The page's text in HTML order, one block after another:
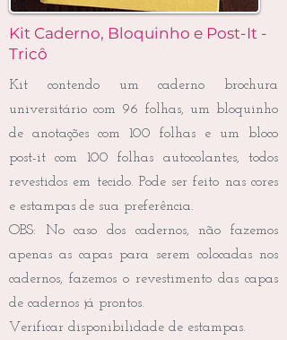
Kit Caderno, Bloquinho e Post-It -
Tricô
Kit contendo um caderno brochura
universitário com 96 folhas, um bloquinho
de anotações com 100 folhas e um bloco
post-it com 100 folhas autocolantes, todos
revestidos em tecido. Pode ser feito nas cores
e estampas de sua preferência.
OBS: No caso dos cadernos, não fazemos
apenas as capas para serem colocadas nos
cadernos, fazemos o revestimento das capas
de cadernos já prontos.
Verificar disponibilidade de estampas.